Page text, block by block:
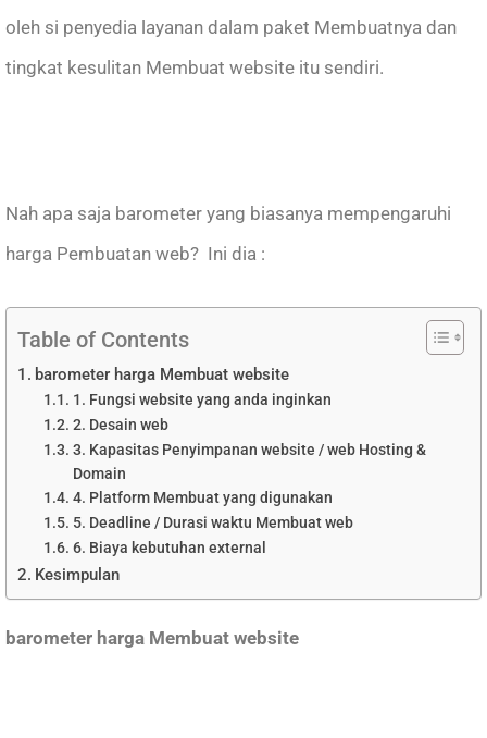
oleh si penyedia layanan dalam paket Membuatnya dan
tingkat kesulitan Membuat website itu sendiri.
Nah apa saja barometer yang biasanya mempengaruhi
harga Pembuatan web? Ini dia :
Table of Contents
barometer harga Membuat website
1. Fungsi website yang anda inginkan
2. Desain web
3. Kapasitas Penyimpanan website / web Hosting &
Domain
4. Platform Membuat yang digunakan
5. Deadline / Durasi waktu Membuat web
6. Biaya kebutuhan external
Kesimpulan
barometer harga Membuat website